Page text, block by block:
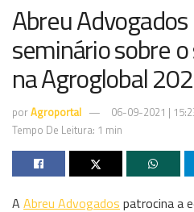
Abreu
seminário sobre
na Agroglobal
porAgroportal
06-09-2021 |
Tempo De Leitura: 1 min
A Abreu Advogados patrocina a